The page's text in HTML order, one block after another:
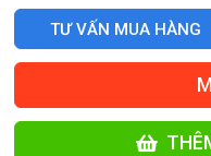
TƯ VẤN MUA HÀNG